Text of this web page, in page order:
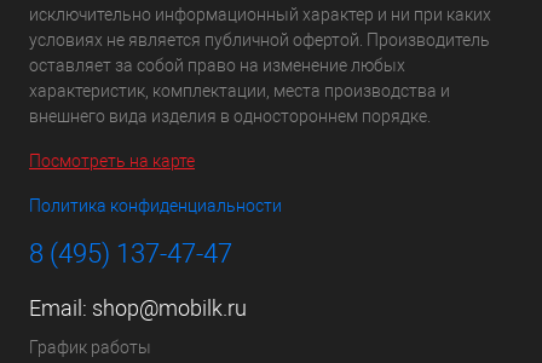
исключительно информационный характер и ни при каких
условиях не является публичной офертой. Производитель
оставляет за собой право на изменение любых
характеристик, комплектации, места производства и
внешнего вида изделия в одностороннем порядке.
Посмотреть на карте
Политика конфиденциальности
8 (495) 137-47-47
Email: shop@mobilk.ru
График работы